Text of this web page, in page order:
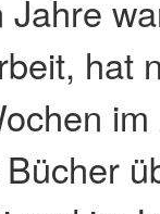
hat